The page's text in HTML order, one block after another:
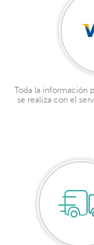
Toda la información
se realiza con el